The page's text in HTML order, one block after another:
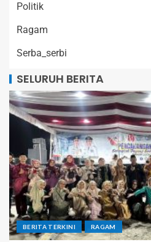
Politik
Ragam
Serba_serbi
SELURUH BERITA
BERITA TERKINI RAGAM